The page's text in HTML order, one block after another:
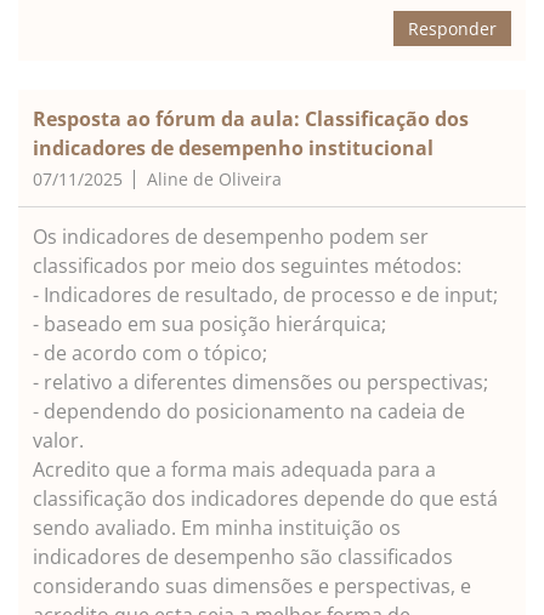
Responder
Resposta ao fórum da aula: Classificação dos
indicadores de desempenho institucional
07/11/2025 Aline de Oliveira
Os indicadores de desempenho podem ser
classificados por meio dos seguintes métodos:
- Indicadores de resultado, de processo e de input;
- baseado em sua posição hierárquica;
- de acordo com o tópico;
- relativo a diferentes dimensões ou perspectivas;
- dependendo do posicionamento na cadeia de
valor.
Acredito que a forma mais adequada para a
classificação dos indicadores depende do que está
sendo avaliado. Em minha instituição os
indicadores de desempenho são classificados
considerando suas dimensões e perspectivas, e